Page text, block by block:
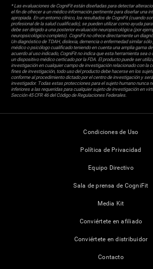
* Las evaluaciones de CogniFit están diseñadas para detectar
el fin de ofrecer a un médico información pertinente para diseñar una
apropiada. En un entorno clínico, los resultados de CogniFit (cuando
profesional de la salud cualificado), se pueden utilizar como ayuda
debe ser dirigido a una posterior evaluación neuropsicológica (por
neuropsicológico completo). CogniFit no ofrece directamente un
Un diagnóstico de TDAH, dislexia, demencia o enfermedad similar
médico o psicólogo cualificado teniendo en cuenta una amplia gama
acuerdo al uso indicado, CogniFit no indica que esta herramienta sea
un dispositivo médico certicado por la FDA. El producto puede ser
investigación en cualquier campo de investigación relacionado con la
fines de investigación, todo uso del producto debe hacerse en los
conforme al procedimiento dictado por el centro de investigación y
investigador. Todas estas protecciones para el sujeto humano nunca
inferiores a las requeridas para cualquier sujeto de investigación en
Sección 45 CFR 46 del Código de Regulaciones Federales.
Condiciones de Uso
Política de Privacidad
Equipo Directivo
Sala de prensa de CogniFit
Media Kit
Conviértete en afiliado
Conviértete en distribuidor
Contacto